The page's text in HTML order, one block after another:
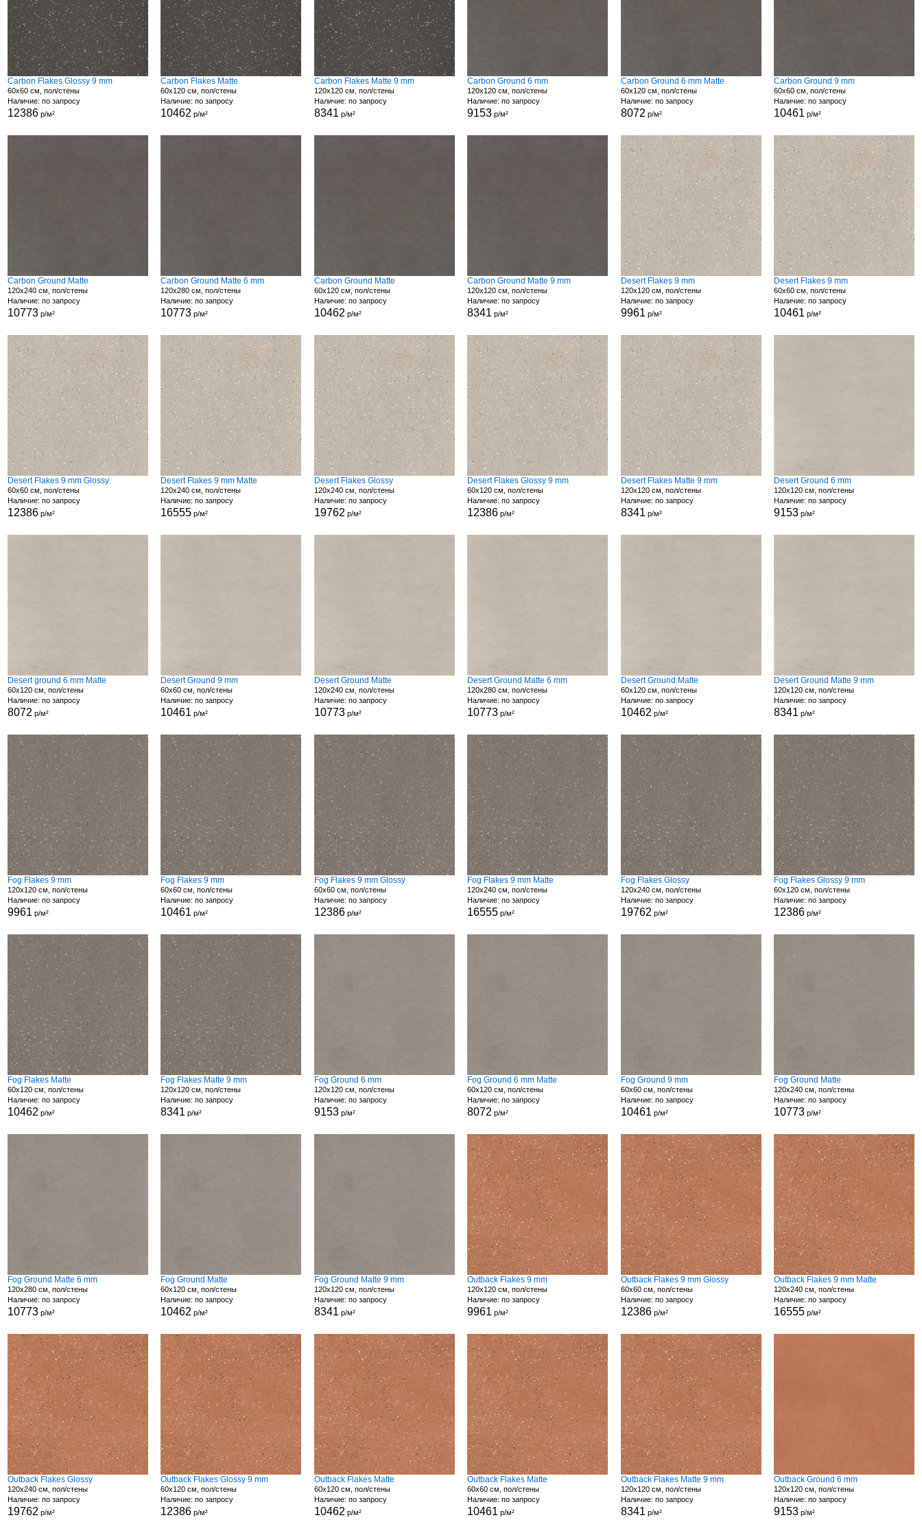
Carbon Flakes Glossy 9 mm
60x60 см, пол/стены
Наличие: по запросу
12386р/м²
Carbon Flakes Matte
60x120 см, пол/стены
Наличие: по запросу
10462 р/м²
Carbon Flakes Matte 9 mm
120x120 см, пол/стены
Наличие: по запросу
8341 р/м²
Carbon Ground 6 mm
120x120 см, пол/стены
Наличие: по запросу
9153 р/м²
Carbon Ground 6 mm Matte
60x120 см, пол/стены
Наличие: по запросу
8072 р/м²
Carbon Ground 9 mm
60x60 см, пол/стены
Наличие: по запросу
10461 р/м²
Carbon Ground Matte
120x240 см, пол/стены
Наличие: по запросу
10773р/м²
Carbon Ground Matte 6 mm
120x280 см, пол/стены
Наличие: по запросу
10773 р/м²
Carbon Ground Matte
60x120 см, пол/стены
Наличие: по запросу
10462 р/м²
Carbon Ground Matte 9 mm
120x120 см, пол/стены
Наличие: по запросу
8341 р/м²
Desert Flakes 9 mm
120x120 см, пол/стены
Наличие: по запросу
9961 р/м²
Desert Flakes 9 mm
60x60 см, пол/стены
Наличие: по запросу
10461 р/м²
Desert Flakes 9 mm Glossy
60x60 см, пол/стены
Наличие: по запросу
12386р/м²
Desert Flakes 9 mm Matte
120x240 см, пол/стены
Наличие: по запросу
16555 р/м²
Desert Flakes Glossy
120x240 см, пол/стены
Наличие: по запросу
19762 р/м²
Desert Flakes Glossy 9 mm
60x120 см, пол/стены
Наличие: по запросу
12386 р/м²
Desert Flakes Matte 9 mm
120x120 см, пол/стены
Наличие: по запросу
8341 р/м²
Desert Ground 6 mm
120x120 см, пол/стены
Наличие: по запросу
9153 р/м²
Desert ground 6 mm Matte
60x120 см, пол/стены
Наличие: по запросу
8072 р/м²
Desert Ground 9 mm
60x60 см, пол/стены
Наличие: по запросу
10461 р/м²
Desert Ground Matte
120x240 см, пол/стены
Наличие: по запросу
10773р/м²
Desert Ground Matte 6 mm
120x280 см, пол/стены
Наличие: по запросу
10773 р/м²
Desert Ground Matte
60x120 см, пол/стены
Наличие: по запросу
10462 р/м²
Desert Ground Matte 9 mm
120x120 см, пол/стены
Наличие: по запросу
8341 р/м²
Fog Flakes 9 mm
120x120 см, пол/стены
Наличие: по запросу
9961 р/м²
Fog Flakes 9 mm
60x60 см, пол/стены
Наличие: по запросу
10461 р/м²
Fog Flakes 9 mm Glossy
60x60 см, пол/стены
Наличие: по запросу
12386р/м²
Fog Flakes 9 mm Matte
120x240 см, пол/стены
Наличие: по запросу
16555 р/м²
Fog Flakes Glossy
120x240 см, пол/стены
Наличие: по запросу
19762 р/м²
Fog Flakes Glossy 9 mm
60x120 см, пол/стены
Наличие: по запросу
12386 р/м²
Fog Flakes Matte
60x120 см, пол/стены
Наличие: по запросу
10462 р/м²
Fog Flakes Matte 9 mm
120x120 см, пол/стены
Наличие: по запросу
8341 р/м²
Fog Ground 6 mm
120x120 см, пол/стены
Наличие: по запросу
9153р/м²
Fog Ground 6 mm Matte
60x120 см, пол/стены
Наличие: по запросу
8072 р/м²
Fog Ground 9 mm
60x60 см, пол/стены
Наличие: по запросу
10461 р/м²
Fog Ground Matte
120x240 см, пол/стены
Наличие: по запросу
10773 р/м²
Fog Ground Matte 6 mm
120x280 см, пол/стены
Наличие: по запросу
10773р/м²
Fog Ground Matte
60x120 см, пол/стены
Наличие: по запросу
10462 р/м²
Fog Ground Matte 9 mm
120x120 см, пол/стены
Наличие: по запросу
8341 р/м²
Outback Flakes 9 mm
120x120 см, пол/стены
Наличие: по запросу
9961 р/м²
Outback Flakes 9 mm Glossy
60x60 см, пол/стены
Наличие: по запросу
12386р/м²
Outback Flakes 9 mm Matte
120x240 см, пол/стены
Наличие: по запросу
16555 р/м²
Outback Flakes Glossy
120x240 см, пол/стены
Наличие: по запросу
19762 р/м²
Outback Flakes Glossy 9 mm
60x120 см, пол/стены
Наличие: по запросу
12386 р/м²
Outback Flakes Matte
60x120 см, пол/стены
Наличие: по запросу
10462 р/м²
Outback Flakes Matte
60x60 см, пол/стены
Наличие: по запросу
10461 р/м²
Outback Flakes Matte 9 mm
120x120 см, пол/стены
Наличие: по запросу
8341 р/м²
Outback Ground 6 mm
120x120 см, пол/стены
Наличие: по запросу
9153 р/м²